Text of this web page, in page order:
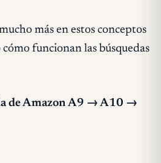
más en estos conceptos
funcionan las búsquedas
de Amazon A9 → A10 →